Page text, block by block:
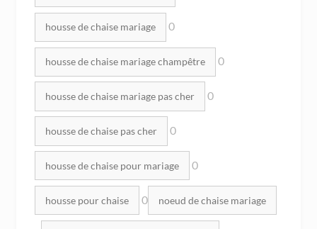
housse de chaise mariage 0
housse de chaise mariage champêtre 0
housse de chaise mariage pas cher 0
housse de chaise pas cher 0
housse de chaise pour mariage 0
housse pour chaise 0 noeud de chaise mariage